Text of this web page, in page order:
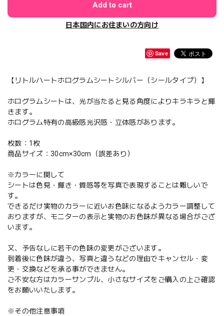
Add to cart
日本国内にお住まいの方向け
Save
【リトルハートホログラムシートシルバー（シールタイプ）】
ホログラムシートは、光が当たると見る角度によりキラキラと輝
きます。
ホログラム特有の高級感光沢感・立体感があります。
枚数：1枚
商品サイズ：30cm×30cm（誤差あり）
※カラーに関して
シートは色見・輝き・質感等を写真で表現することは難しいで
す。
できるだけ実物のカラーに近いお色味になるようカラー調整して
おりますが、モニターの表示と実物のお色味が異なる場合がござ
います。
又、予告なしに若干の色味の変更がございます。
到着後に色味が違う、写真と違うなどの理由でキャンセル・変
更・交換などを承る事ができません。
ご不安な方はカラーサンプル、小さなサイズをご購入の上ご確認
をお願いいたします。
※その他注意事項